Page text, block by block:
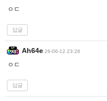
ㅇㄷ
답글
Ah64e 26-06-12 23:26
ㅇㄷ
답글